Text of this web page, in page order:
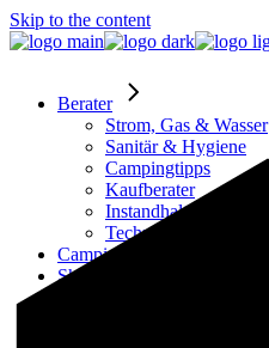
Skip to the content
Berater
Strom, Gas & Wasser
Sanitär & Hygiene
Campingtipps
Kaufberater
Instandhaltung
Technik
Campingplätze
Shop